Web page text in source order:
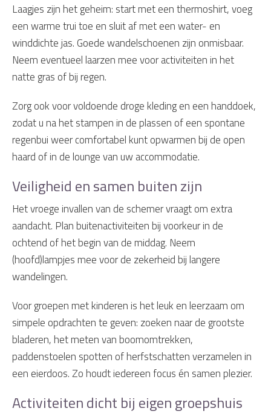
Laagjes zijn het geheim: start met een thermoshirt, voeg
een warme trui toe en sluit af met een water- en
winddichte jas. Goede wandelschoenen zijn onmisbaar.
Neem eventueel laarzen mee voor activiteiten in het
natte gras of bij regen.
Zorg ook voor voldoende droge kleding en een handdoek,
zodat u na het stampen in de plassen of een spontane
regenbui weer comfortabel kunt opwarmen bij de open
haard of in de lounge van uw accommodatie.
Veiligheid en samen buiten zijn
Het vroege invallen van de schemer vraagt om extra
aandacht. Plan buitenactiviteiten bij voorkeur in de
ochtend of het begin van de middag. Neem
(hoofd)lampjes mee voor de zekerheid bij langere
wandelingen.
Voor groepen met kinderen is het leuk en leerzaam om
simpele opdrachten te geven: zoeken naar de grootste
bladeren, het meten van boomomtrekken,
paddenstoelen spotten of herfstschatten verzamelen in
een eierdoos. Zo houdt iedereen focus én samen plezier.
Activiteiten dicht bij eigen groepshuis